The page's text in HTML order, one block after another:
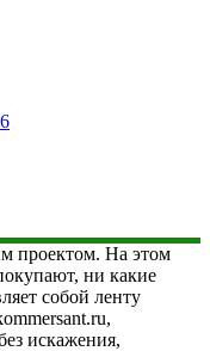
проектом. На этом
ни какие
собой ленту
искажения,